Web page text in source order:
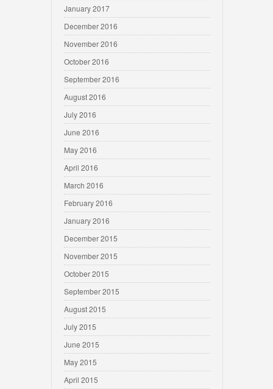
January 2017
December 2016
November 2016
October 2016
September 2016
August 2016
July 2016
June 2016
May 2016
April 2016
March 2016
February 2016
January 2016
December 2015
November 2015
October 2015
September 2015
August 2015
July 2015
June 2015
May 2015
April 2015